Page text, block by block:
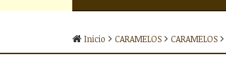
Inicio CARAMELOS CARAMELOS